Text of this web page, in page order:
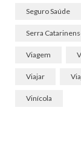
Seguro Saúde
Serra
Viagem
Viajar
Vinícola